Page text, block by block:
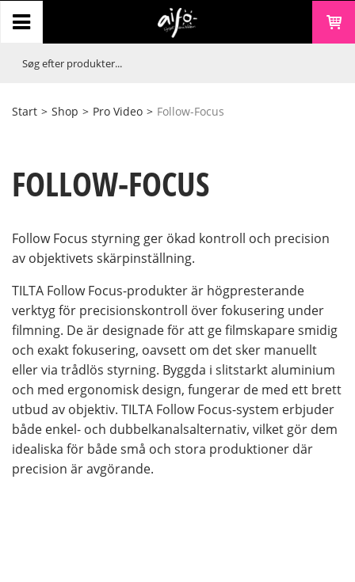
Start > Shop > Pro Video > Follow-Focus
FOLLOW-FOCUS
Follow Focus styrning ger ökad kontroll och precision
av objektivets skärpinställning.
TILTA Follow Focus-produkter är högpresterande
verktyg för precisionskontroll över fokusering under
filmning. De är designade för att ge filmskapare smidig
och exakt fokusering, oavsett om det sker manuellt
eller via trådlös styrning. Byggda i slitstarkt aluminium
och med ergonomisk design, fungerar de med ett brett
utbud av objektiv. TILTA Follow Focus-system erbjuder
både enkel- och dubbelkanalsalternativ, vilket gör dem
idealiska för både små och stora produktioner där
precision är avgörande.